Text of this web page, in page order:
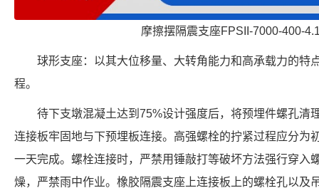
摩擦摆隔震支座FPSII-7000-400-
球形支座：以其大位移量、大转角能力和高承载力的特
程。
待下支墩混凝土达到75%设计强度后，将预埋件螺孔清
连接板牢固地与下预埋板连接。高强螺栓的拧紧过程应分为
一天完成。螺栓连接时，严禁用锤敲打等破坏方法强行穿入
燥，严禁雨中作业。橡胶隔震支座上连接板上的螺栓孔以及